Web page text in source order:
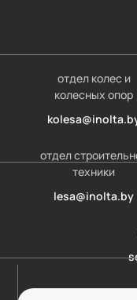
отдел колес и
колесных опор
отдел
техники
lesa@inolta.by